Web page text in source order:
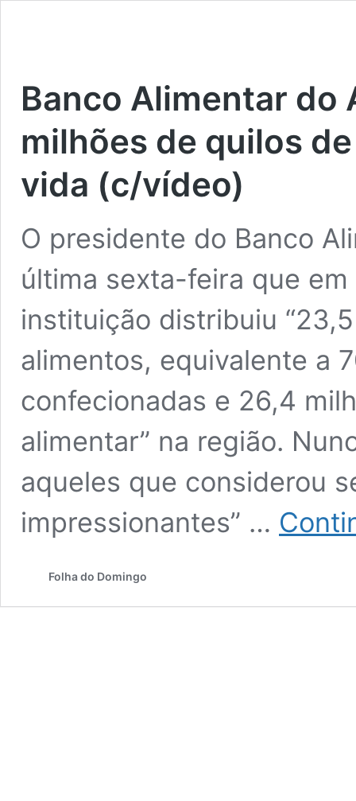
Banco Alimentar
milhões de quilos
vida (c/vídeo)
O presidente do Banco
última sexta-feira que
instituição distribuiu
alimentos, equivalente a
confecionadas e 26,4
alimentar” na região.
aqueles que considerou
impressionantes” …
Folha do Domingo